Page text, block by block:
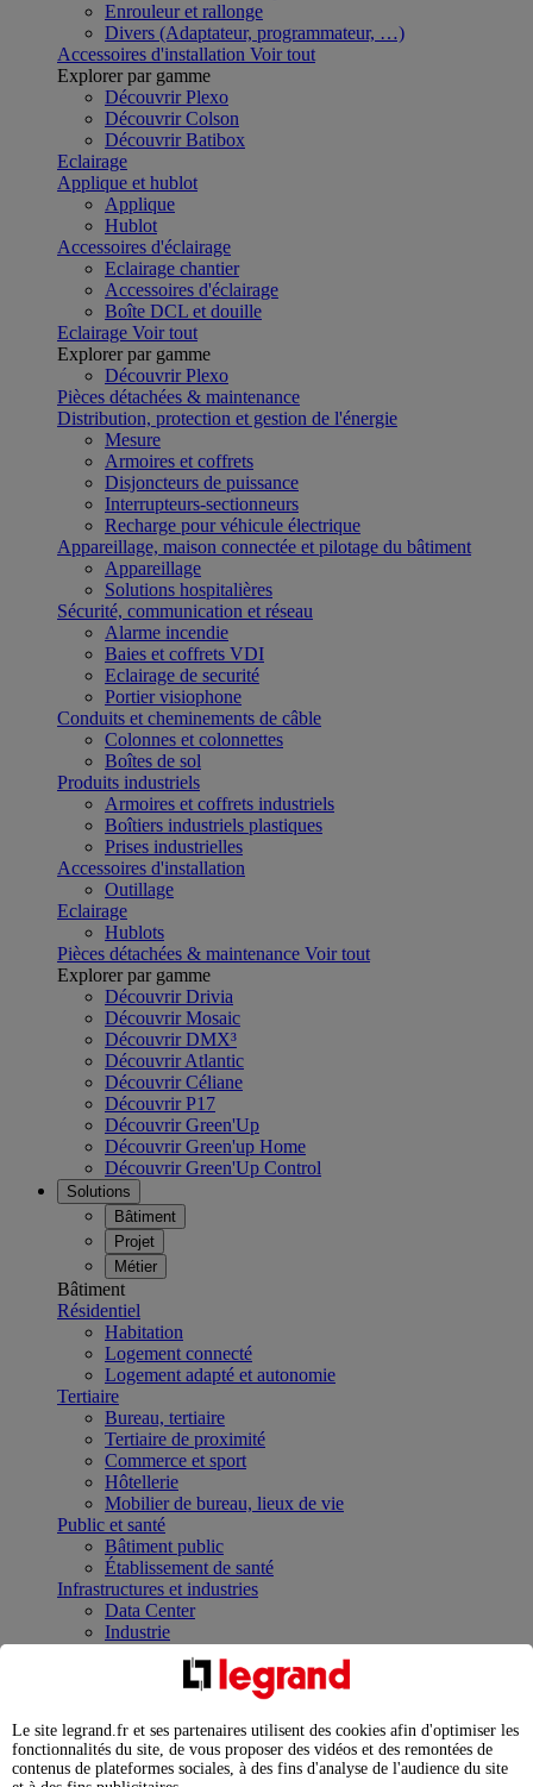
Enrouleur et rallonge
Divers (Adaptateur, programmateur, …)
Accessoires d'installation Voir tout
Explorer par gamme
Découvrir Plexo
Découvrir Colson
Découvrir Batibox
Eclairage
Applique et hublot
Applique
Hublot
Accessoires d'éclairage
Eclairage chantier
Accessoires d'éclairage
Boîte DCL et douille
Eclairage Voir tout
Explorer par gamme
Découvrir Plexo
Pièces détachées & maintenance
Distribution, protection et gestion de l'énergie
Mesure
Armoires et coffrets
Disjoncteurs de puissance
Interrupteurs-sectionneurs
Recharge pour véhicule électrique
Appareillage, maison connectée et pilotage du bâtiment
Appareillage
Solutions hospitalières
Sécurité, communication et réseau
Alarme incendie
Baies et coffrets VDI
Eclairage de securité
Portier visiophone
Conduits et cheminements de câble
Colonnes et colonnettes
Boîtes de sol
Produits industriels
Armoires et coffrets industriels
Boîtiers industriels plastiques
Prises industrielles
Accessoires d'installation
Outillage
Eclairage
Hublots
Pièces détachées & maintenance Voir tout
Explorer par gamme
Découvrir Drivia
Découvrir Mosaic
Découvrir DMX³
Découvrir Atlantic
Découvrir Céliane
Découvrir P17
Découvrir Green'Up
Découvrir Green'up Home
Découvrir Green'Up Control
Solutions
Bâtiment
Projet
Métier
Bâtiment
Résidentiel
Habitation
Logement connecté
Logement adapté et autonomie
Tertiaire
Bureau, tertiaire
Tertiaire de proximité
Commerce et sport
Hôtellerie
Mobilier de bureau, lieux de vie
Public et santé
Bâtiment public
Établissement de santé
Infrastructures et industries
Data Center
Industrie
Infrastructures
Contrôler et planifier le fonctionnement des appareils
Répartir et optimiser son tableau électrique
Legrand Data Center Solutions : concentrer les
expertises au service de vos performances
Le site legrand.fr et ses partenaires utilisent des cookies afin d'optimiser les
fonctionnalités du site, de vous proposer des vidéos et des remontées de
contenus de plateformes sociales, à des fins d'analyse de l'audience du site